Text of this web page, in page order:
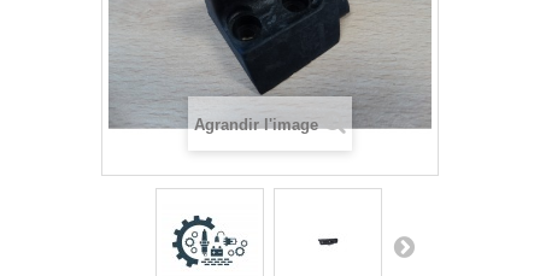
Agrandir l'image